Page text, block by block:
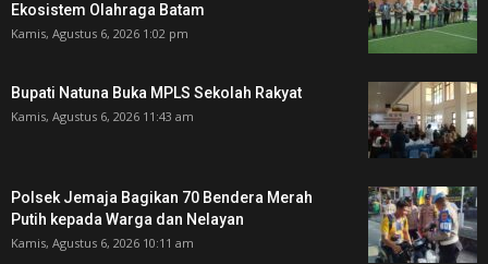
Ekosistem Olahraga Batam
Kamis, Agustus 6, 2026 1:02 pm
Bupati Natuna Buka MPLS Sekolah Rakyat
Kamis, Agustus 6, 2026 11:43 am
Polsek Jemaja Bagikan 70 Bendera Merah
Putih kepada Warga dan Nelayan
Kamis, Agustus 6, 2026 10:11 am